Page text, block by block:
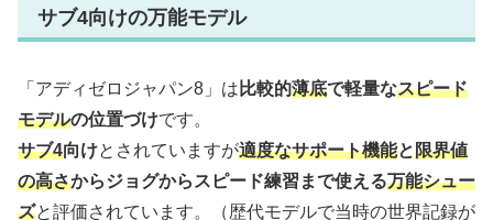
サブ4向けの万能モデル
「アディゼロジャパン8」は 比較的薄底で軽量なスピード
モデルの位置づけです。
サブ4向けとされていますが適度なサポート機能と限界値
の高さからジョグからスピード練習まで使える万能シュー
ズと評価されています。（歴代モデルで当時の世界記録が